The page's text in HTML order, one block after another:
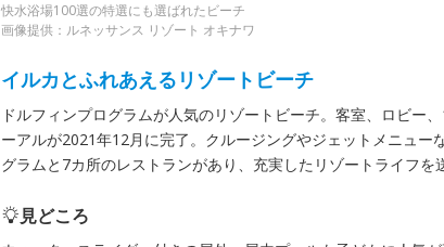
快水浴場100選の特選にも選ばれたビーチ
画像提供：ルネッサンス リゾート オキナワ
イルカとふれあえるリゾートビーチ
ドルフィンプログラムが人気のリゾートビーチ。客室、ロビー
ーアルが2021年12月に完了。クルージングやジェットメニュー
グラムと7カ所のレストランがあり、充実したリゾートライフを
見どころ